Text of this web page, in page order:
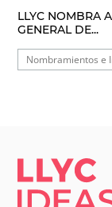
LLYC NOMBRA
GENERAL DE...
Nombramientos e
LLYC